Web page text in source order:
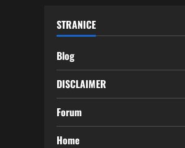
STRANICE
Blog
DISCLAIMER
Forum
Home